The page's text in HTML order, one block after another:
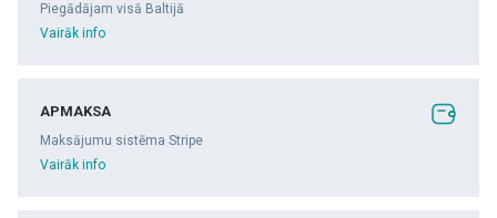
Piegādājam visā Baltijā
Vairāk info
APMAKSA
Maksājumu sistēma Stripe
Vairāk info